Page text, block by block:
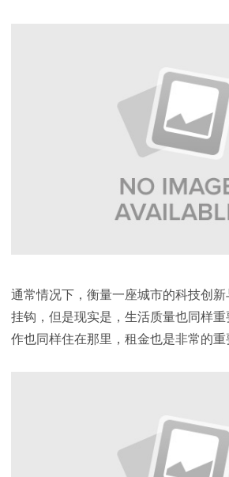
通常情况下，衡量一座城市的科技创
挂钩，但是现实是，生活质量也同样
作也同样住在那里，租金也是非常的重